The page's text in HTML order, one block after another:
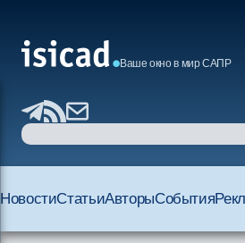
Ваше окно в мир САПР
НовостиСтатьиАвторыСобытия